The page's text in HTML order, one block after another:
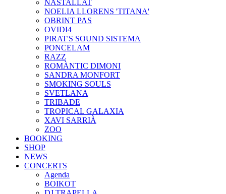
NASTALLAT
NOELIA LLORENS 'TITANA'
OBRINT PAS
OVIDI4
PIRAT'S SOUND SISTEMA
PONCELAM
RAZZ
ROMÀNTIC DIMONI
SANDRA MONFORT
SMOKING SOULS
SVETLANA
TRIBADE
TROPICAL GALAXIA
XAVI SARRIÀ
ZOO
BOOKING
SHOP
NEWS
CONCERTS
Agenda
BOIKOT